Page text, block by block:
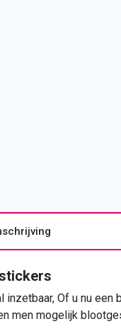
Of u nu
men mogelijk